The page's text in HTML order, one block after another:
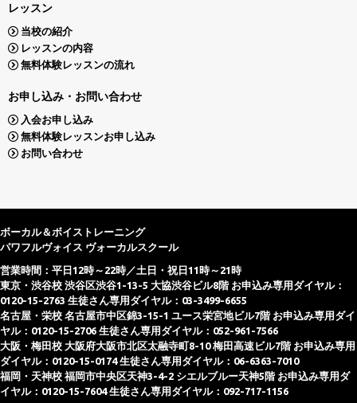
レッスン
当校の紹介
レッスンの内容
無料体験レッスンの流れ
お申し込み・お問い合わせ
入会お申し込み
無料体験レッスンお申し込み
お問い合わせ
ボーカル＆ボイストレーニング
パワフルヴォイス ヴォーカルスクール
営業時間：平日12時～22時／土日・祝日11時～21時
東京・渋谷校 渋谷区渋谷1-13-5 大協渋谷ビル8階 お申込み専用ダイヤル：
0120-15-2763 生徒さん専用ダイヤル：03-3499-6655
名古屋・栄校 名古屋市中区錦3-15-1 ユース栄宮地ビル7階 お申込み専用ダイ
ヤル：0120-15-2706 生徒さん専用ダイヤル：052-961-7566
大阪・梅田校 大阪府大阪市北区太融寺町8-10 梅田高速ビル7階 お申込み専用
ダイヤル：0120-15-0174 生徒さん専用ダイヤル：06-6363-7010
福岡・天神校 福岡市中央区天神3-4-2 シエルブルー天神5階 お申込み専用ダ
イヤル：0120-15-7604 生徒さん専用ダイヤル：092-717-1156